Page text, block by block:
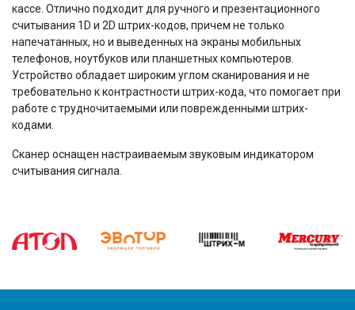
кассе. Отлично подходит для ручного и презентационного
считывания 1D и 2D штрих-кодов, причем не только
напечатанных, но и выведенных на экраны мобильных
телефонов, ноутбуков или планшетных компьютеров.
Устройство обладает широким углом сканирования и не
требовательно к контрастности штрих-кода, что помогает при
работе с трудночитаемыми или поврежденными штрих-
кодами.
Сканер оснащен настраиваемым звуковым индикатором
считывания сигнала.